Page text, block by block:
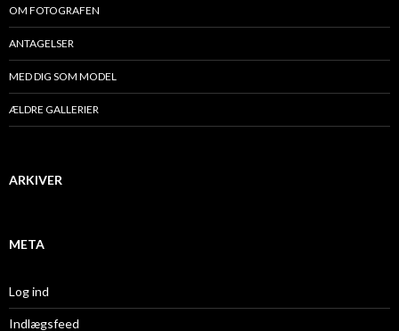
OM FOTOGRAFEN
ANTAGELSER
MED DIG SOM MODEL
ÆLDRE GALLERIER
ARKIVER
META
Log ind
Indlægsfeed